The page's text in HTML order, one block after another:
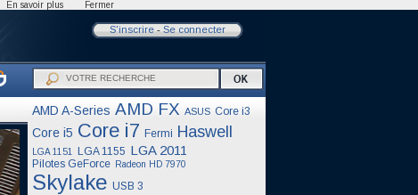
S'inscrire- Se connecter
AMD A-Series AMD FX ASUS Core i3
Core i5 Core i7 Fermi Haswell
LGA 1151 LGA 1155 LGA 2011
Pilotes GeForce Radeon HD 7970
Skylake USB 3
En savoir plus Fermer